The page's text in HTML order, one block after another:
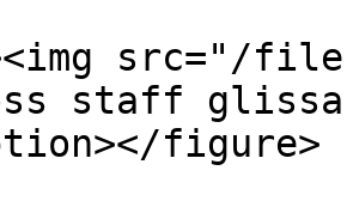
src="/
staff
figure>